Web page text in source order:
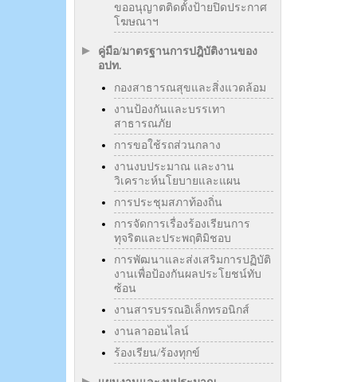
ขออนุญาตติดตั้งป้ายปิดประกาศ
โฆษณาฯ
คู่มือ/มาตรฐานการปฎิบัติงานของ
อปท.
กองสาธารณสุขและสิ่งแวดล้อม
งานป้องกันและบรรเทา
สาธารณภัย
การขอใช้รถส่วนกลาง
งานงบประมาณ และงาน
วิเคราะห์นโยบายและแผน
การประชุมสภาท้องถิ่น
การจัดการเรื่องร้องเรียนการ
ทุจริตและประพฤติมิชอบ
การพัฒนาและส่งเสริมการปฏิบัติ
งานเพื่อป้องกันผลประโยชน์ทับ
ซ้อน
งานสารบรรณอิเล็กทรอนิกส์
งานลาออนไลน์
ร้องเรียน/ร้องทุกข์